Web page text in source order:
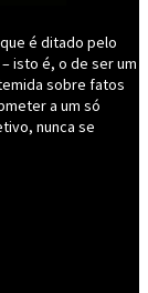
é ditado pelo
isto é, o de ser um
sobre fatos
a um só
nunca se